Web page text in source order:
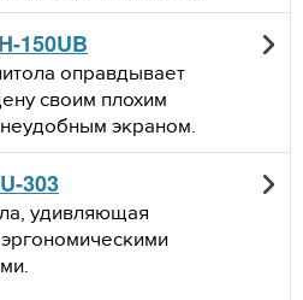
150UB
оправдывает
своим плохим
экраном.
303
удивляющая